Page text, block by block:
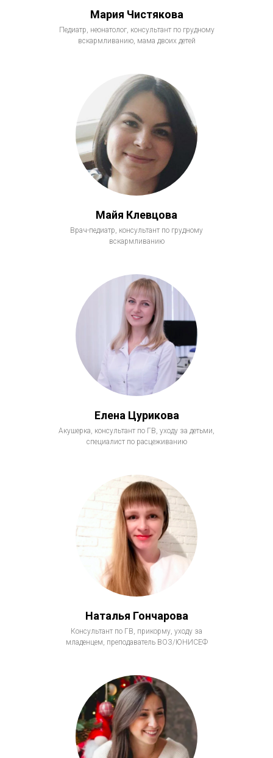
Мария Чистякова
Педиатр, неонатолог, консультант по грудному
вскармливанию, мама двоих детей
Майя Клевцова
Врач-педиатр, консультант по грудному
вскармливанию
Елена Цурикова
Акушерка, консультант по ГВ, уходу за детьми,
специалист по расцеживанию
Наталья Гончарова
Консультант по ГВ, прикорму, уходу за
младенцем, преподаватель ВОЗ/ЮНИСЕФ